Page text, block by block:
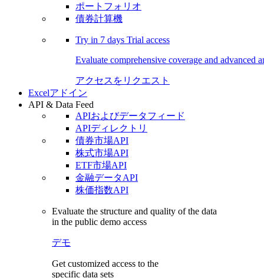
ポートフォリオ
債券計算機
Try in 7 days Trial access
Evaluate comprehensive coverage and advanced
アクセスをリクエスト
Excelアドイン
API & Data Feed
APIおよびデータフィード
APIディレクトリ
債券市場API
株式市場API
ETF市場API
金融データAPI
株価指数API
Evaluate the structure and quality of the data
in the public demo access
デモ
Get customized access to the
specific data sets